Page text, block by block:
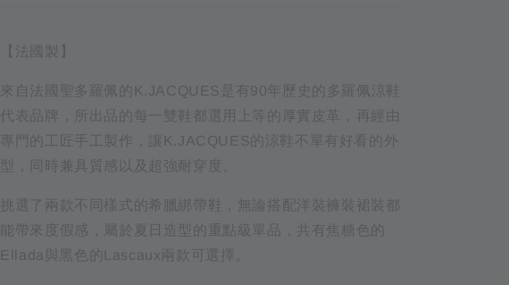
【法國製】
來自法國聖多羅佩的K.JACQUES是有90年歷史的多羅佩涼鞋
代表品牌，所出品的每一雙鞋都選用上等的厚實皮革，再經由
專門的工匠手工製作，讓K.JACQUES的涼鞋不單有好看的外
型，同時兼具質感以及超強耐穿度。
挑選了兩款不同樣式的希臘綁帶鞋，無論搭配洋裝褲裝裙裝都
能帶來度假感，屬於夏日造型的重點級單品，共有焦糖色的
Ellada與黑色的Lascaux兩款可選擇。